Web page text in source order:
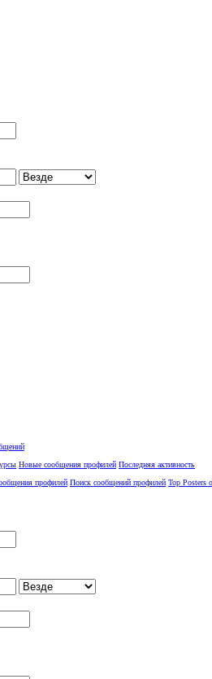
Новые сообщения профилей Последняя активность
профилей Поиск сообщений профилей Top Posters